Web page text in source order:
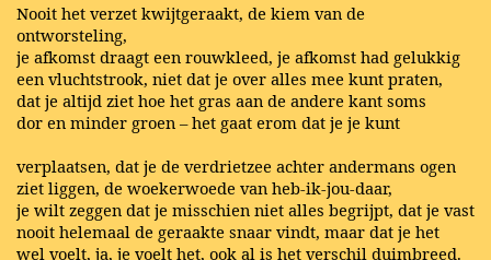
Nooit het verzet kwijtgeraakt, de kiem van de
ontworsteling,
je afkomst draagt een rouwkleed, je afkomst had gelukkig
een vluchtstrook, niet dat je over alles mee kunt praten,
dat je altijd ziet hoe het gras aan de andere kant soms
dor en minder groen – het gaat erom dat je je kunt
verplaatsen, dat je de verdrietzee achter andermans ogen
ziet liggen, de woekerwoede van heb-ik-jou-daar,
je wilt zeggen dat je misschien niet alles begrijpt, dat je vast
nooit helemaal de geraakte snaar vindt, maar dat je het
wel voelt, ja, je voelt het, ook al is het verschil duimbreed.